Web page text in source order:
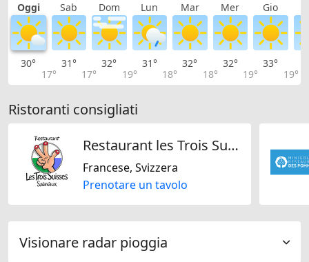
Oggi Sab Dom Lun Mar Mer Gio
30°
17°
31°
17°
32°
19°
31°
18°
32°
18°
32°
19°
33°
19°
Ristoranti consigliati
Restaurant les Trois Suisses SA
Francese, Svizzera
Prenotare un tavolo
Visionare radar pioggia